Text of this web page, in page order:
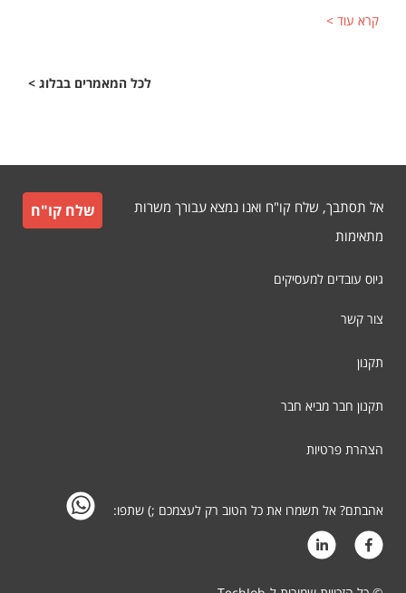
קרא עוד
לכל המאמרים בבלוג >
אל תסתבך, שלח קו"ח ואנו נמצא עבורך משרות
מתאימות
שלח קו"ח
גיוס עובדים למעסיקים
צור קשר
תקנון
תקנון חבר מביא חבר
הצהרת פרטיות
אהבתם? אל תשמרו את כל הטוב רק לעצמכם ;) שתפו: